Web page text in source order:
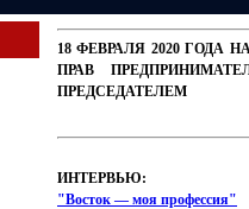
18 ФЕВРАЛЯ 2020
ПРАВ
ПРЕДСЕДАТЕЛЕМ
ИНТЕРВЬЮ:
"Восток — моя профессия"